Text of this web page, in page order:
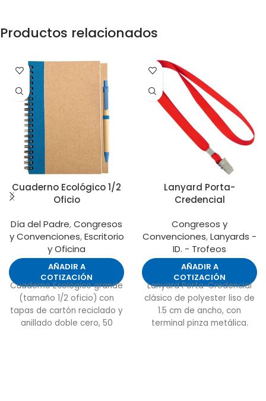
Productos relacionados
Cuaderno Ecológico 1/2
Oficio
Día del Padre,Congresos
y Convenciones,Escritorio
y Oficina
AÑADIR A
COTIZACIÓN
Cuaderno Ecológico grande
(tamaño 1/2 oficio) con
tapas de cartón reciclado y
anillado doble cero, 50
Lanyard Porta-
Credencial
Congresos y
Convenciones,Lanyards -
ID. - Trofeos
AÑADIR A
COTIZACIÓN
Lanyard Porta-Credencial
clásico de polyester liso de
1.5 cm de ancho, con
terminal pinza metálica.